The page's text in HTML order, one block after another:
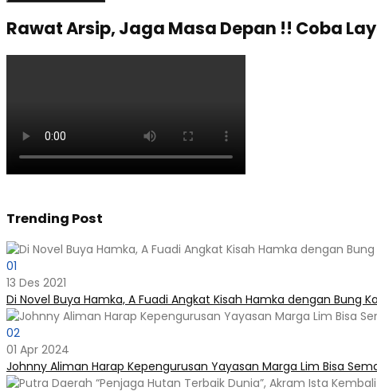
Rawat Arsip, Jaga Masa Depan !! Coba
Trending Post
01
13 Des 2021
Di Novel Buya Hamka, A Fuadi Angkat Kisah Hamka dengan Bung
02
01 Apr 2024
Johnny Aliman Harap Kepengurusan Yayasan Marga Lim Bisa